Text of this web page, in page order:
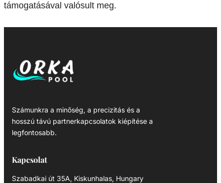
támogatásával valósult meg.
Számunkra a minőség, a precizitás és a
hosszú távú partnerkapcsolatok kiépítése a
legfontosabb.
Kapcsolat
Szabadkai út 35A, Kiskunhalas, Hungary